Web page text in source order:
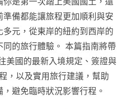
備都能讓旅程更加順利與安
元，從東岸的紐約到西岸的
的旅行體驗。 本篇指南將帶
美國的最新入境規定、簽證與
，以及實用旅行建議，幫助
避免臨時狀況影響行程。